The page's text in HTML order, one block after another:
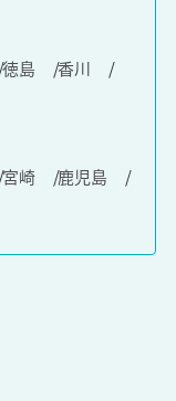
徳島
香川
宮崎
鹿児島